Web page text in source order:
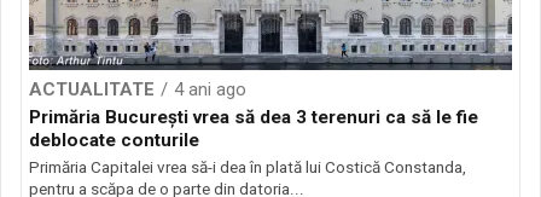
ACTUALITATE
4 ani ago
Primăria București vrea să dea 3 terenuri ca să le fie
deblocate conturile
Primăria Capitalei vrea să-i dea în plată lui Costică Constanda,
pentru a scăpa de o parte din datoria...